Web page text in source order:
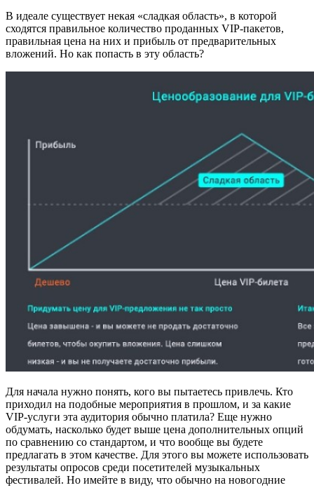
В идеале существует некая «сладкая область», в которой
сходятся правильное количество проданных VIP-пакетов,
правильная цена на них и прибыль от предварительных
вложений. Но как попасть в эту область?
Для начала нужно понять, кого вы пытаетесь привлечь. Кто
приходил на подобные мероприятия в прошлом, и за какие
VIP-услуги эта аудитория обычно платила? Еще нужно
обдумать, насколько будет выше цена дополнительных опций
по сравнению со стандартом, и что вообще вы будете
предлагать в этом качестве. Для этого вы можете использовать
результаты опросов среди посетителей музыкальных
фестивалей. Но имейте в виду, что обычно на новогодние